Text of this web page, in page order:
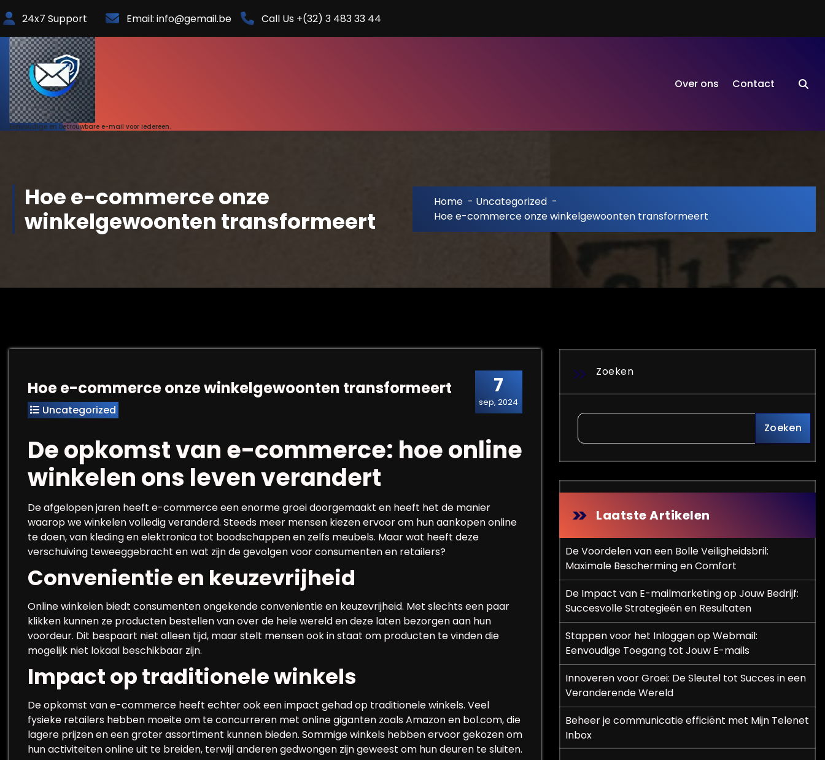
to
Content
24x7 Support Email: info@gemail.be Call Us +(32) 3 483 33 44
Eenvoudige en betrouwbare e-mail voor iedereen.
Over ons Contact
Hoe e-commerce onze
winkelgewoonten transformeert
Home - Uncategorized -
Hoe e-commerce onze winkelgewoonten transformeert
7
sep, 2024
Hoe e-commerce onze winkelgewoonten transformeert
Uncategorized
De opkomst van e-commerce: hoe online
winkelen ons leven verandert
De afgelopen jaren heeft e-commerce een enorme groei doorgemaakt en heeft het de manier
waarop we winkelen volledig veranderd. Steeds meer mensen kiezen ervoor om hun aankopen online
te doen, van kleding en elektronica tot boodschappen en zelfs meubels. Maar wat heeft deze
verschuiving teweeggebracht en wat zijn de gevolgen voor consumenten en retailers?
Convenientie en keuzevrijheid
Online winkelen biedt consumenten ongekende convenientie en keuzevrijheid. Met slechts een paar
klikken kunnen ze producten bestellen van over de hele wereld en deze laten bezorgen aan hun
voordeur. Dit bespaart niet alleen tijd, maar stelt mensen ook in staat om producten te vinden die
mogelijk niet lokaal beschikbaar zijn.
Impact op traditionele winkels
De opkomst van e-commerce heeft echter ook een impact gehad op traditionele winkels. Veel
fysieke retailers hebben moeite om te concurreren met online giganten zoals Amazon en bol.com, die
lagere prijzen en een groter assortiment kunnen bieden. Sommige winkels hebben ervoor gekozen om
hun activiteiten online uit te breiden, terwijl anderen gedwongen zijn geweest om hun deuren te sluiten.
Zoeken
Zoeken
Laatste Artikelen
De Voordelen van een Bolle Veiligheidsbril:
Maximale Bescherming en Comfort
De Impact van E-mailmarketing op Jouw Bedrijf:
Succesvolle Strategieën en Resultaten
Stappen voor het Inloggen op Webmail:
Eenvoudige Toegang tot Jouw E-mails
Innoveren voor Groei: De Sleutel tot Succes in een
Veranderende Wereld
Beheer je communicatie efficiënt met Mijn Telenet
Inbox